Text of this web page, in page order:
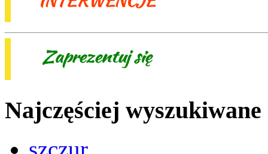
Najczęściej wyszukiwane